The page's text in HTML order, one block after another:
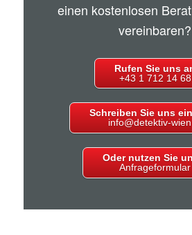
einen kostenlosen
vereinbaren?
Rufen Sie uns
+43 1 712 14 68
Schreiben Sie uns
info@detektiv-
Oder nutzen Sie
Anfrageformular